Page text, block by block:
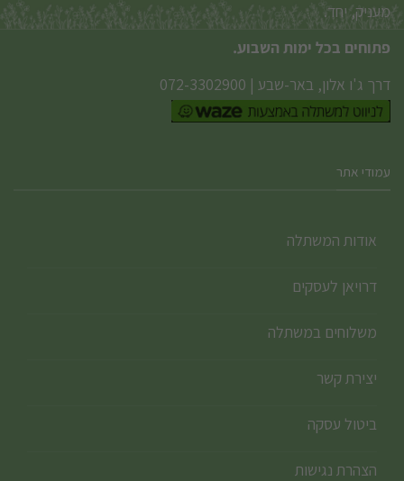
מעניק, יחד.
פתוחים בכל ימות השבוע.
דרך ג'ו אלון, באר-שבע |
072-3302900
עמודי אתר
אודות המשתלה
דרויאן לעסקים
משלוחים במשתלה
יצירת קשר
ביטול עסקה
הצהרת נגישות